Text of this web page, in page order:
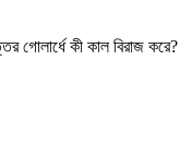
গোলার্ধে কী কাল বিরাজ করে?